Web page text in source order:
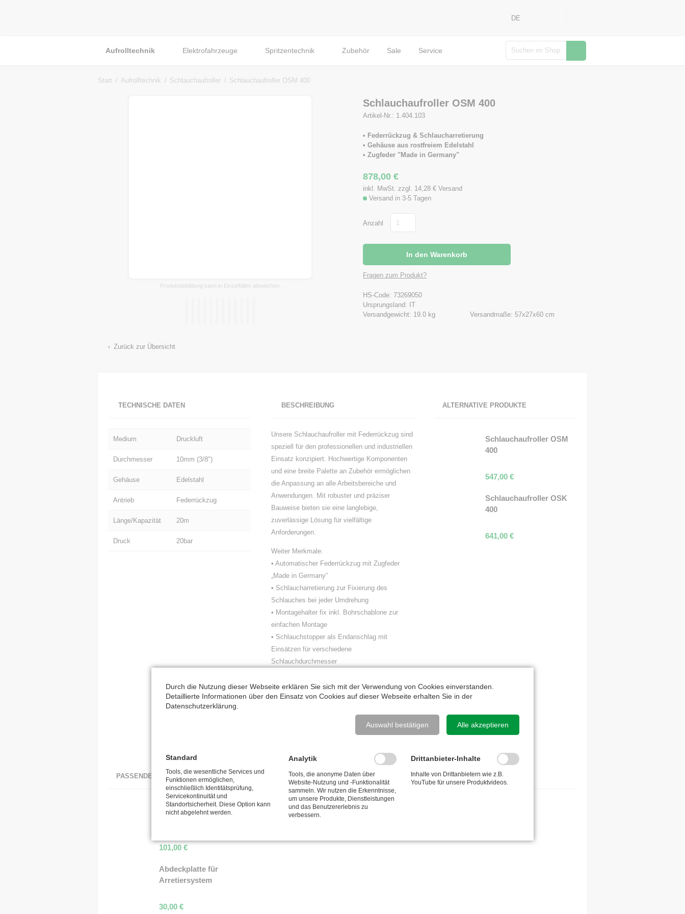
DE
Aufrolltechnik Elektrofahrzeuge Spritzentechnik Zubehör Sale Service
Start Aufrolltechnik Schlauchaufroller Schlauchaufroller OSM 400
Produktabbildung kann in Einzelfällen abweichen.
Schlauchaufroller OSM 400
Artikel-Nr.: 1.404.103
• Federrückzug & Schlaucharretierung
• Gehäuse aus rostfreiem Edelstahl
• Zugfeder "Made in Germany"
878,00 €
inkl. MwSt. zzgl. 14,28 € Versand
Versand in 3-5 Tagen
Anzahl
Fragen zum Produkt?
HS-Code: 73269050
Ursprungsland: IT
Versandgewicht: 19.0 kg
Versandmaße: 57x27x60 cm
Zurück zur Übersicht
TECHNISCHE DATEN
Medium Druckluft
Durchmesser 10mm (3/8")
Gehäuse Edelstahl
Antrieb Federrückzug
Länge/Kapazität 20m
Druck 20bar
BESCHREIBUNG
Unsere Schlauchaufroller mit Federrückzug sind
speziell für den professionellen und industriellen
Einsatz konzipiert. Hochwertige Komponenten
und eine breite Palette an Zubehör ermöglichen
die Anpassung an alle Arbeitsbereiche und
Anwendungen. Mit robuster und präziser
Bauweise bieten sie eine langlebige,
zuverlässige Lösung für vielfältige
Anforderungen.
Weiter Merkmale:
• Automatischer Federrückzug mit Zugfeder
„Made in Germany“
• Schlaucharretierung zur Fixierung des
Schlauches bei jeder Umdrehung
• Montagehalter fix inkl. Bohrschablone zur
einfachen Montage
• Schlauchstopper als Endanschlag mit
Einsätzen für verschiedene
Schlauchdurchmesser
Messing vernickelt, Dichtung Viton , max. 90°C
(max. Temperatur Schlauch beachten)
NW 7,2 - Ausgang (Schlauch): Kupplung NW 7,2
• Rollenfenster in 3 Positionen verstellbar
ALTERNATIVE PRODUKTE
Schlauchaufroller OSM
400
547,00€
Schlauchaufroller OSK
400
641,00€
PASSENDES ZUBEHÖR
Wandhalter schwenkbar
101,00€
Abdeckplatte für
Arretiersystem
30,00€
DOWNLOADS
Durch die Nutzung dieser Webseite erklären Sie sich mit der Verwendung von Cookies einverstanden.
Detaillierte Informationen über den Einsatz von Cookies auf dieser Webseite erhalten Sie in der
Datenschutzerklärung
Auswahl bestätigen Alle akzeptieren
Standard
Tools, die wesentliche Services und
Funktionen ermöglichen,
einschließlich Identitätsprüfung,
Servicekontinuität und
Standortsicherheit. Diese Option kann
nicht abgelehnt werden.
Analytik
Tools, die anonyme Daten über
Website-Nutzung und -Funktionalität
sammeln. Wir nutzen die Erkenntnisse,
um unsere Produkte, Dienstleistungen
und das Benutzererlebnis zu
verbessern.
Drittanbieter-Inhalte
Inhalte von Drittanbietern wie z.B.
YouTube für unsere Produktvideos.